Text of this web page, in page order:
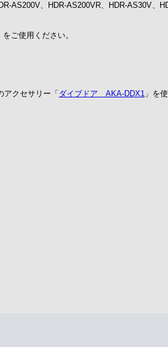
AS200V、HDR-AS200VR、HDR-AS30V、
をご使用ください。
クセサリー「 ダイブドア AKA-DDX1 」を